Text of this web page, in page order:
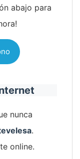
abajo para
nunca
.
online.